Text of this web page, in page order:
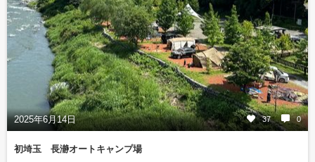
2025年6月14日 37 0
初埼玉 長瀞オートキャンプ場